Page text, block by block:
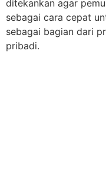
ditekankan agar
sebagai cara cepat
sebagai bagian dari
pribadi.